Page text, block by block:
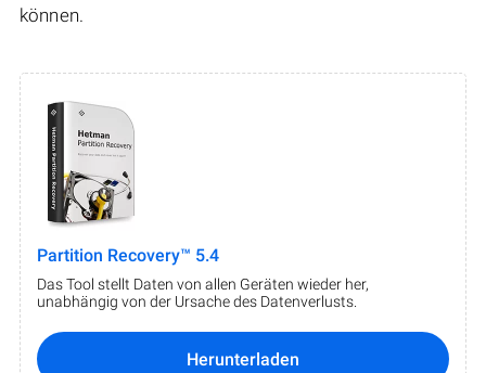
können.
Partition Recovery™ 5.4
Das Tool stellt Daten von allen Geräten wieder her,
unabhängig von der Ursache des Datenverlusts.
Herunterladen